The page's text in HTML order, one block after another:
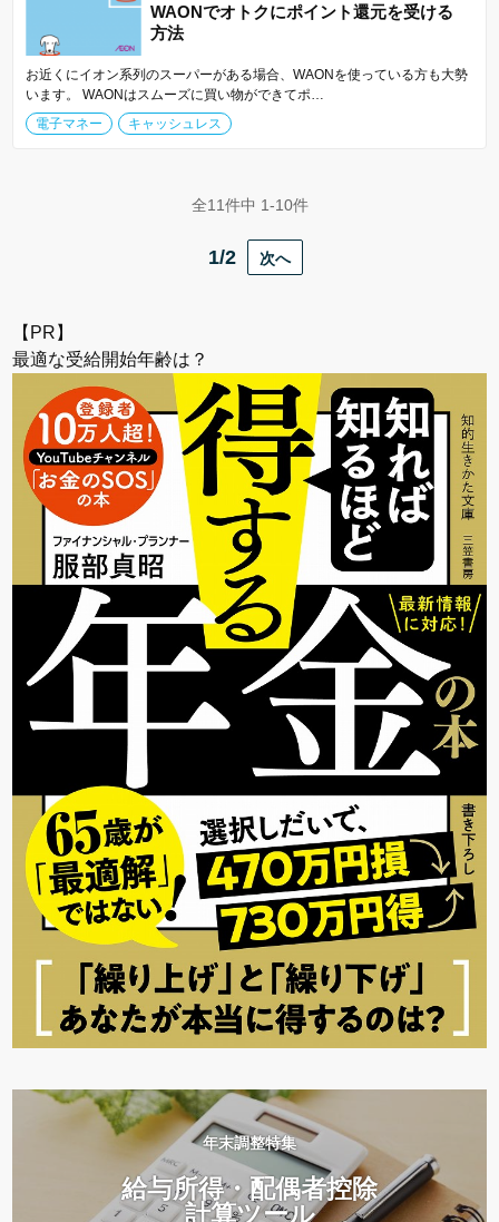
WAONでオトクにポイント還元を受ける
方法
お近くにイオン系列のスーパーがある場合、WAONを使っている方も大勢
います。 WAONはスムーズに買い物ができてポ…
電子マネー
キャッシュレス
全11件中 1-10件
1/2 次へ
【PR】
最適な受給開始年齢は？
年末調整特集
給与所得・配偶者控除
計算ツール